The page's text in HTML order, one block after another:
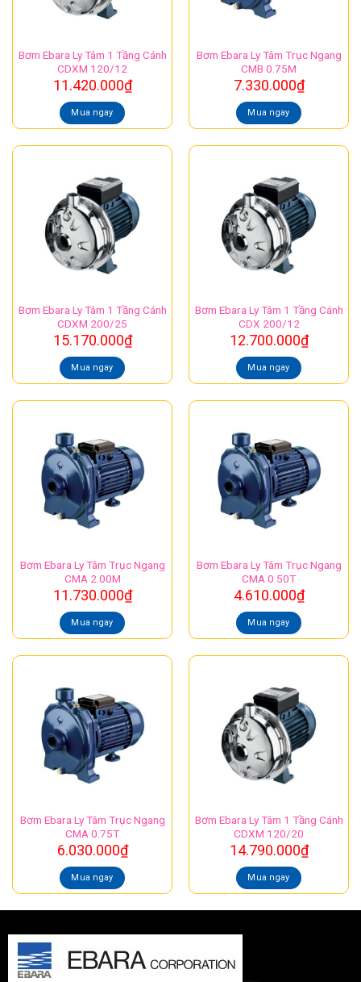
Bơm Ebara Ly Tâm 1 Tầng Cánh
CDXM 120/12
11.420.000₫
Mua ngay
Bơm Ebara Ly Tâm Trục Ngang
CMB 0.75M
7.330.000₫
Mua ngay
Bơm Ebara Ly Tâm 1 Tầng Cánh
CDXM 200/25
15.170.000₫
Mua ngay
Bơm Ebara Ly Tâm 1 Tầng Cánh
CDX 200/12
12.700.000₫
Mua ngay
Bơm Ebara Ly Tâm Trục Ngang
CMA 2.00M
11.730.000₫
Mua ngay
Bơm Ebara Ly Tâm Trục Ngang
CMA 0.50T
4.610.000₫
Mua ngay
Bơm Ebara Ly Tâm Trục Ngang
CMA 0.75T
6.030.000₫
Mua ngay
Bơm Ebara Ly Tâm 1 Tầng Cánh
CDXM 120/20
14.790.000₫
Mua ngay